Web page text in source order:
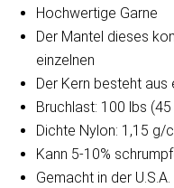
Hochwertige Garne
Der Mantel dieses
einzelnen
Der Kern besteht aus
Bruchlast: 100 lbs (45
Dichte Nylon: 1,15 g/
Kann 5-10%
Gemacht in der U.S.A.